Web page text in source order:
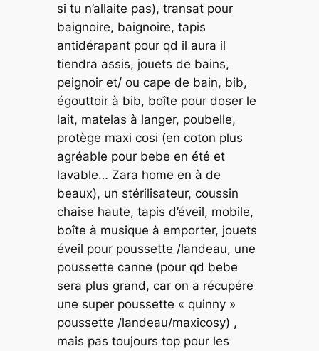
si tu n’allaite pas), transat pour
baignoire, baignoire, tapis
antidérapant pour qd il aura il
tiendra assis, jouets de bains,
peignoir et/ ou cape de bain, bib,
égouttoir à bib, boîte pour doser le
lait, matelas à langer, poubelle,
protège maxi cosi (en coton plus
agréable pour bebe en été et
lavable… Zara home en à de
beaux), un stérilisateur, coussin
chaise haute, tapis d’éveil, mobile,
boîte à musique à emporter, jouets
éveil pour poussette /landeau, une
poussette canne (pour qd bebe
sera plus grand, car on a récupére
une super poussette « quinny »
poussette /landeau/maxicosy) ,
mais pas toujours top pour les